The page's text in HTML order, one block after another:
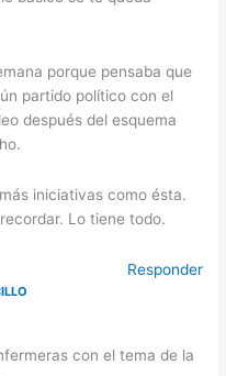
porque pensaba que
partido político con el
después del esquema
iniciativas como ésta.
Lo tiene todo.
Responder
con el tema de la